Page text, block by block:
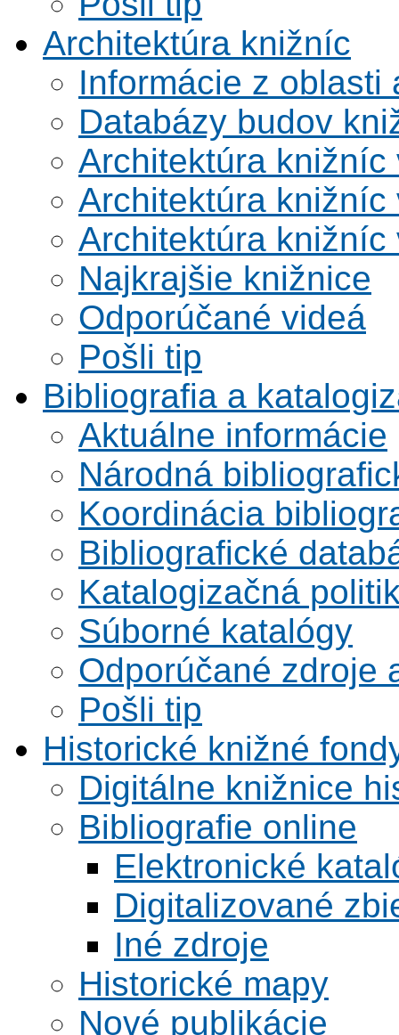
Architektúra knižníc
Informácie z oblasti
Databázy budov
Architektúra knižníc
Architektúra knižníc
Architektúra knižníc
Najkrajšie knižnice
Odporúčané videá
Pošli tip
Bibliografia a
Aktuálne informácie
Národná
Koordinácia
Bibliografické
Katalogizačná
Súborné katalógy
Odporúčané zdroje
Pošli tip
Historické knižné
Digitálne knižnice
Bibliografie online
Elektronické
Digitalizované
Iné zdroje
Historické mapy
Nové publikácie